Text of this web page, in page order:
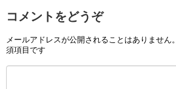
コメントをどうぞ
メールアドレスが公開されることはありません。
須項目です